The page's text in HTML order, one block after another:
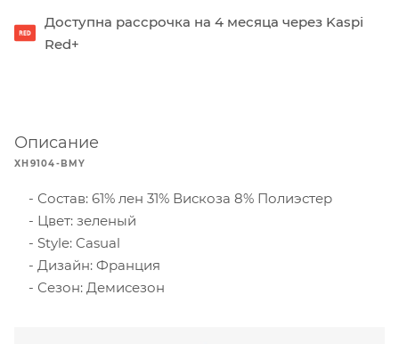
Доступна рассрочка на 4 месяца через Kaspi
Red+
Описание
XH9104-BMY
Состав: 61% лен 31% Вискоза 8% Полиэстер
Цвет: зеленый
Style: Casual
Дизайн: Франция
Сезон: Демисезон